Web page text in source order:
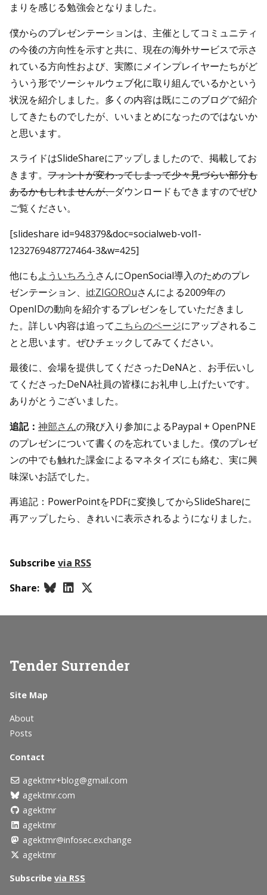
まりを感じる勉強会となりました。
僕からのプレゼンテーションは、主催としてコミュニティ
の今後の方向性を示すと共に、現在の海外サービスで示さ
れている方向性および、実際にメインプレイヤーたちがど
ういう形でソーシャルウェブ化に取り組んでいるかという
状況を紹介しました。多くの内容は既にこのブログで紹介
してきたものでしたが、いいまとめになったのではないか
と思います。
スライドはSlideShareにアップしましたので、掲載してお
きます。 フォントが変わってしまって少々見づらい部分も
あるかもしれませんが、ダウンロードもできますのでぜひ
ご覧ください。
[slideshare id=948379&doc=socialweb-vol1-
1232769487727464-3&w=425]
他にもよういちろう さんにOpenSocial導入のためのプレ
ゼンテーション、 id:ZIGOROuさんによる2009年の
OpenIDの動向を紹介するプレゼンをしていただきまし
た。詳しい内容は追ってこちらのページにアップされるこ
とと思います。ぜひチェックしてみてください。
最後に、会場を提供してくださったDeNAと、お手伝いし
てくださったDeNA社員の皆様にお礼申し上げたいです。
ありがとうございました。
追記： 神部さんの飛び入り参加によるPaypal + OpenPNE
のプレゼンについて書くのを忘れていました。僕のプレゼ
ンの中でも触れた課金によるマネタイズにも絡む、実に興
味深いお話でした。
再追記：PowerPointをPDFに変換してからSlideShareに
再アップしたら、きれいに表示されるようになりました。
Subscribe via RSS
Share:
Tender Surrender
Site Map
About
Posts
Contact
agektmr+blog@gmail.com
agektmr.com
agektmr
agektmr
agektmr@infosec.exchange
agektmr
Subscribe via RSS